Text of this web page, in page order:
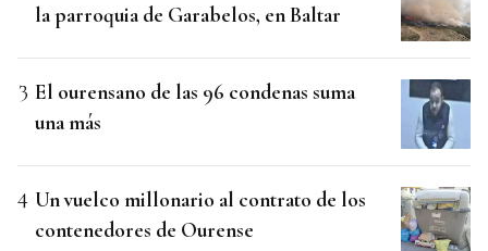
la parroquia de Garabelos, en Baltar
El ourensano de las 96 condenas suma
una más
Un vuelco millonario al contrato de los
contenedores de Ourense